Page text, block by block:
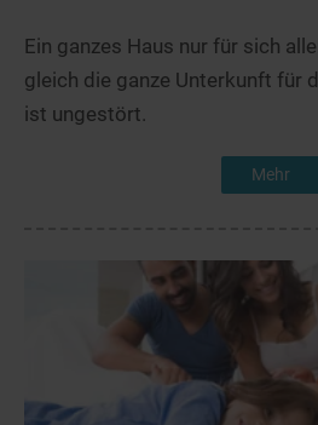
Ein ganzes Haus nur für sich
gleich die ganze Unterkunft für
ist ungestört.
Mehr